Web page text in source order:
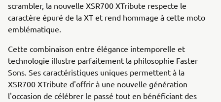
scrambler, la nouvelle XSR700 XTribute respecte le
caractère épuré de la XT et rend hommage à cette moto
emblématique.
Cette combinaison entre élégance intemporelle et
technologie illustre parfaitement la philosophie Faster
Sons. Ses caractéristiques uniques permettent à la
XSR700 XTribute d'oﬀrir à une nouvelle génération
l'occasion de célébrer le passé tout en bénéficiant des